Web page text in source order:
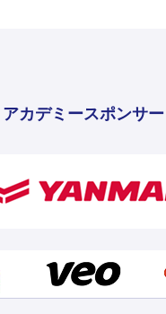
アカデミースポンサー